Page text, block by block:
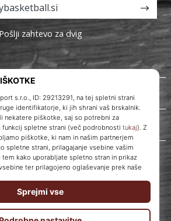
WePlayBasketball.si
Pošlji zahtevo za dvig